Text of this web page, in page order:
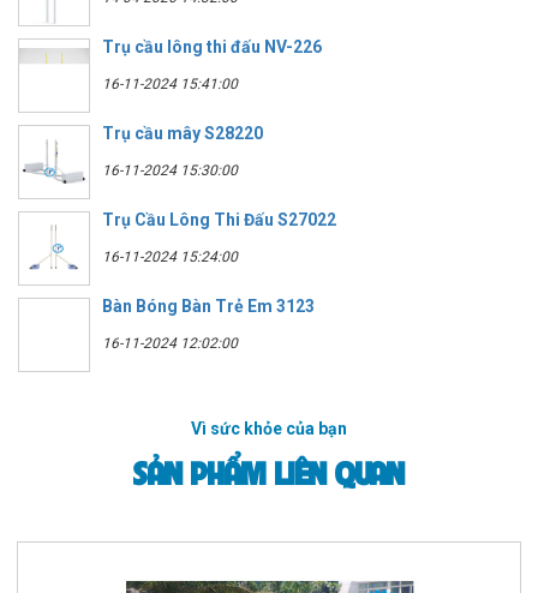
Trụ cầu lông thi đấu NV-226
16-11-2024 15:41:00
Trụ cầu mây S28220
16-11-2024 15:30:00
Trụ Cầu Lông Thi Đấu S27022
16-11-2024 15:24:00
Bàn Bóng Bàn Trẻ Em 3123
16-11-2024 12:02:00
Vì sức khỏe của bạn
SẢN PHẨM LIÊN QUAN